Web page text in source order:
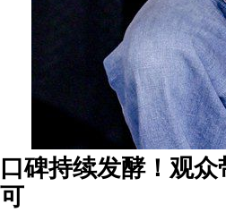
口碑持续发酵！观
可